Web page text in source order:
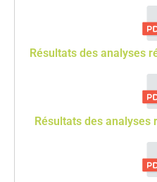
Résultats des analyses
Résultats des